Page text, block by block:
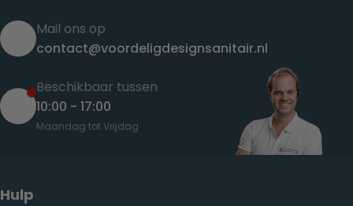
Mail ons op
contact@voordeligdesignsanitair.nl
Beschikbaar tussen
10:00 - 17:00
Maandag tot Vrijdag
Hulp